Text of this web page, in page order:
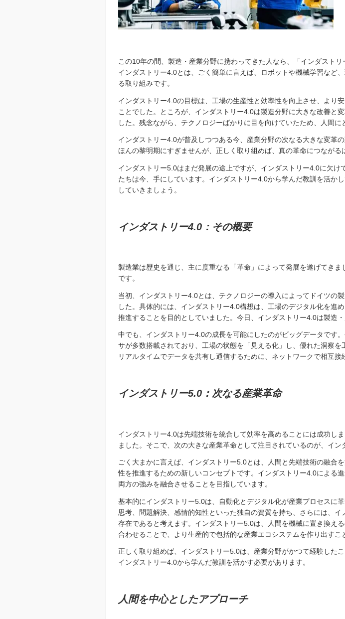
この10年の間、製造・産業分野に携わってきた人なら、「インダスト
インダストリー4.0とは、ごく簡単に言えば、ロボットや機械学習など
る取り組みです。
インダストリー4.0の目標は、工場の生産性と効率性を向上させ、より
ことでした。ところが、インダストリー4.0は製造分野に大きな改善と
した。残念ながら、テクノロジーばかりに目を向けていたため、人間に
インダストリー4.0が普及しつつある今、産業分野の次なる大きな変革
ほんの黎明期にすぎませんが、正しく取り組めば、真の革命につながる
インダストリー5.0はまだ発展の途上ですが、インダストリー4.0に欠
たちは今、手にしています。インダストリー4.0から学んだ教訓を活か
していきましょう。
インダストリー4.0 ：その概要
製造業は歴史を通じ、主に度重なる「革命」によって発展を遂げてき
です。
当初、インダストリー4.0とは、テクノロジーの導入によってドイツの
した。具体的には、インダストリー4.0構想は、工場のデジタル化を進
推進することを目的としていました。今日、インダストリー4.0は製造
中でも、インダストリー4.0の成長を可能にしたのがビッグデータです
サが多数搭載されており、工場の状態を「見える化」し、優れた洞察
リアルタイムでデータを共有し通信するために、ネットワークで相互接
インダストリー5.0 ：次なる産業革命
インダストリー4.0は先端技術を統合して効率を高めることには成功し
ました。そこで、次の大きな産業革命として注目されているのが、イン
ごく大まかに言えば、インダストリー5.0とは、人間と先端技術の融合
性を推進するための新しいコンセプトです。インダストリー4.0による
両方の強みを融合させることを目指しています。
基本的にインダストリー5.0は、自動化とデジタル化が産業プロセスに
思考、問題解決、感情的知性といった独自の資質を持ち、さらには、
存在であると考えます。インダストリー5.0は、人間を機械に置き換え
合わせることで、より生産的で包括的な産業エコシステムを作り出すこ
正しく取り組めば、インダストリー5.0は、産業分野がかつて経験した
インダストリー4.0から学んだ教訓を活かす必要があります。
人間を中心としたアプローチ